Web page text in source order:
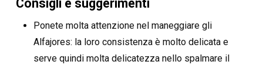
Consigli e suggerimenti
Ponete molta attenzione nel maneggiare gli
Alfajores: la loro consistenza è molto delicata e
serve quindi molta delicatezza nello spalmare il